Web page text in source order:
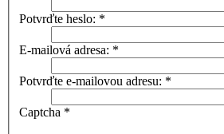
Potvrďte heslo: *
E-mailová adresa: *
Potvrďte e-mailovou adresu: *
Captcha *